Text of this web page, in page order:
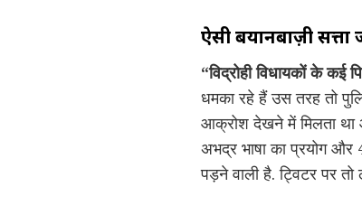
ऐसी बयानबाज़ी
“विद्रोही विधायकों के कई
धमका रहे हैं उस तरह तो
आक्रोश देखने में मिलता था
अभद्र भाषा का प्रयोग और
पड़ने वाली है. ट्विटर पर तो